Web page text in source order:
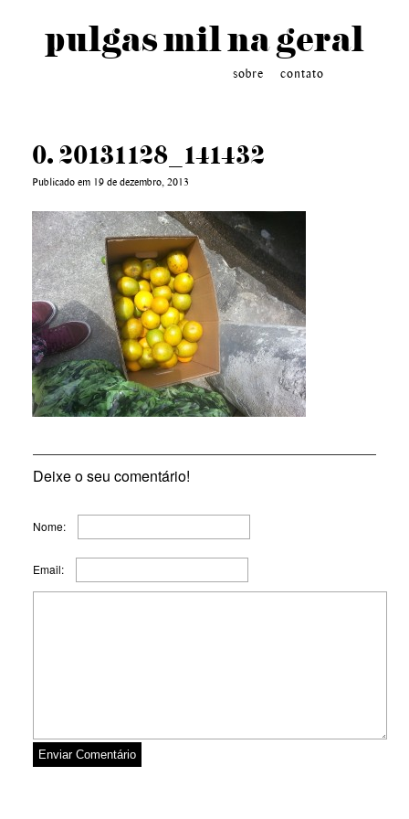
pulgas mil na geral
contato
sobre
0. 20131128_141432
Publicado em 19 de dezembro, 2013
Deixe o seu comentário!
Nome:
Email: